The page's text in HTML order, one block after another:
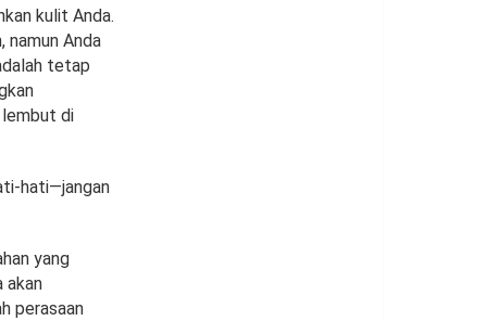
kulit Anda.
namun Anda
tetap
di
hati—jangan
yang
akan
perasaan